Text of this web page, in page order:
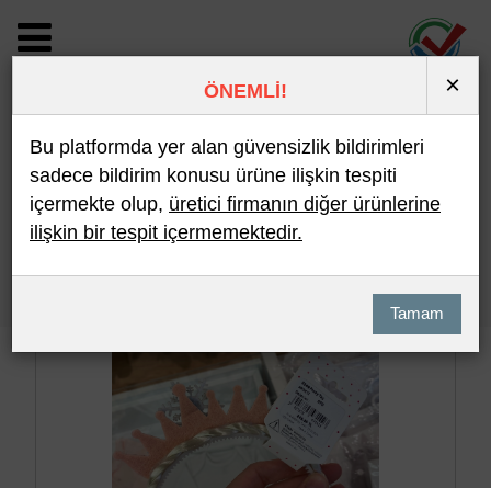
BİLDİRİM DETAYI
Son 10 Bildirim En Çok İncelenen
ÖNEMLİ! ×
Bu platformda yer alan güvensizlik bildirimleri
sadece bildirim konusu ürüne ilişkin tespiti
içermekte olup, üretici firmanın diğer ürünlerine
ilişkin bir tespit içermemektedir.
Tamam